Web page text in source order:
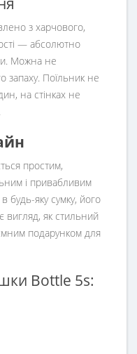
з харчового,
— абсолютно
Можна не
запаху. Поїльник не
на стінках не
простим,
і привабливим
будь-яку сумку, його
вигляд, як стильний
подарунком для
Bottle 5s: